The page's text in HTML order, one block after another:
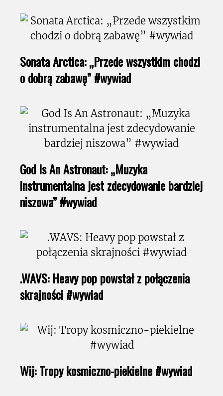
Sonata Arctica: „Przede wszystkim chodzi
o dobrą zabawę” #wywiad
God Is An Astronaut: „Muzyka
instrumentalna jest zdecydowanie bardziej
niszowa” #wywiad
.WAVS: Heavy pop powstał z połączenia
skrajności #wywiad
Wij: Tropy kosmiczno-piekielne #wywiad